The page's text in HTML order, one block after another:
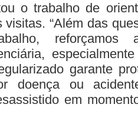
o trabalho de
visitas. “Além das
reforçamos
garante
doença ou
em